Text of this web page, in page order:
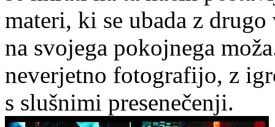
materi, ki se ubada z
na svojega pokojnega
neverjetno fotografijo, z
s slušnimi presenečenji.